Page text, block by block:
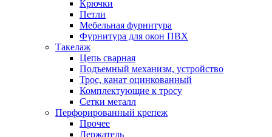
Крючки
Петли
Мебельная фурнитура
Фурнитура для окон ПВХ
Такелаж
Цепь сварная
Подъемный механизм, устройство
Трос, канат оцинкованный
Комплектующие к тросу
Сетки металл
Перфорированный крепеж
Прочее
Держатель